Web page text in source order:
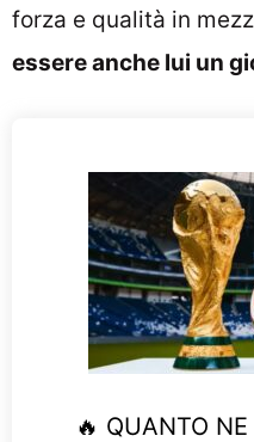
forza e qualità in
essere anche lui un
🔥 QUANTO